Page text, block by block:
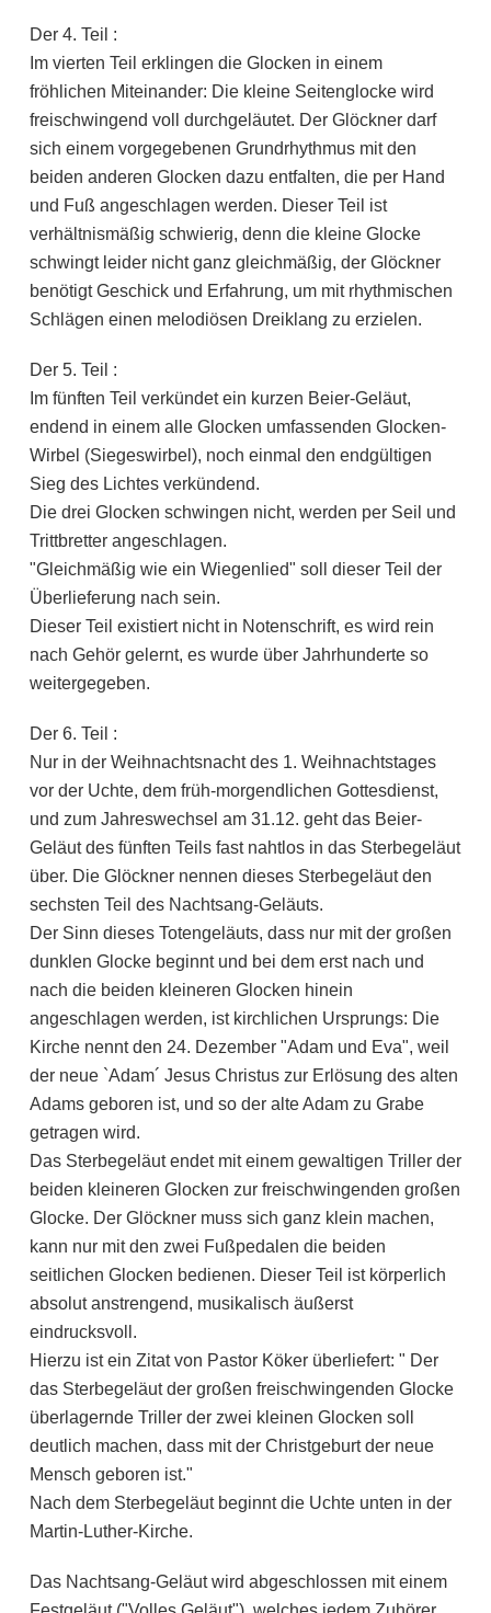
Der 4. Teil :
Im vierten Teil erklingen die Glocken in einem
fröhlichen Miteinander: Die kleine Seitenglocke wird
freischwingend voll durchgeläutet. Der Glöckner darf
sich einem vorgegebenen Grundrhythmus mit den
beiden anderen Glocken dazu entfalten, die per Hand
und Fuß angeschlagen werden. Dieser Teil ist
verhältnismäßig schwierig, denn die kleine Glocke
schwingt leider nicht ganz gleichmäßig, der Glöckner
benötigt Geschick und Erfahrung, um mit rhythmischen
Schlägen einen melodiösen Dreiklang zu erzielen.
Der 5. Teil :
Im fünften Teil verkündet ein kurzen Beier-Geläut,
endend in einem alle Glocken umfassenden Glocken-
Wirbel (Siegeswirbel), noch einmal den endgültigen
Sieg des Lichtes verkündend.
Die drei Glocken schwingen nicht, werden per Seil und
Trittbretter angeschlagen.
"Gleichmäßig wie ein Wiegenlied" soll dieser Teil der
Überlieferung nach sein.
Dieser Teil existiert nicht in Notenschrift, es wird rein
nach Gehör gelernt, es wurde über Jahrhunderte so
weitergegeben.
Der 6. Teil :
Nur in der Weihnachtsnacht des 1. Weihnachtstages
vor der Uchte, dem früh-morgendlichen Gottesdienst,
und zum Jahreswechsel am 31.12. geht das Beier-
Geläut des fünften Teils fast nahtlos in das Sterbegeläut
über. Die Glöckner nennen dieses Sterbegeläut den
sechsten Teil des Nachtsang-Geläuts.
Der Sinn dieses Totengeläuts, dass nur mit der großen
dunklen Glocke beginnt und bei dem erst nach und
nach die beiden kleineren Glocken hinein
angeschlagen werden, ist kirchlichen Ursprungs: Die
Kirche nennt den 24. Dezember "Adam und Eva", weil
der neue `Adam´ Jesus Christus zur Erlösung des alten
Adams geboren ist, und so der alte Adam zu Grabe
getragen wird.
Das Sterbegeläut endet mit einem gewaltigen Triller der
beiden kleineren Glocken zur freischwingenden großen
Glocke. Der Glöckner muss sich ganz klein machen,
kann nur mit den zwei Fußpedalen die beiden
seitlichen Glocken bedienen. Dieser Teil ist körperlich
absolut anstrengend, musikalisch äußerst
eindrucksvoll.
Hierzu ist ein Zitat von Pastor Köker überliefert: " Der
das Sterbegeläut der großen freischwingenden Glocke
überlagernde Triller der zwei kleinen Glocken soll
deutlich machen, dass mit der Christgeburt der neue
Mensch geboren ist."
Nach dem Sterbegeläut beginnt die Uchte unten in der
Martin-Luther-Kirche.
Das Nachtsang-Geläut wird abgeschlossen mit einem